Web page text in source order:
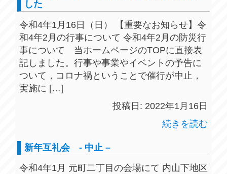
した
令和4年1月16日（日） 【重要なお知らせ】令
和4年2月の行事について 令和4年2月の防災行
事について 当ホームページのTOPに直接表
記しました。行事や事業やイベントの予告に
ついて，コロナ禍ということで催行が中止，
実施に […]
投稿日: 2022年1月16日
続きを読む
新年互礼会 - 中止 –
令和4年1月 元町二丁目の会場にて 内山下地区